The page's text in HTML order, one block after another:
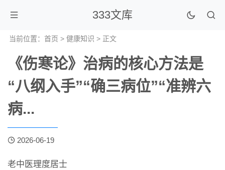
333文库
当前位置： 首页 > 健康知识 > 正文
《伤寒论》治病的核心方法是
“八纲入手”“确三病位”“准辨六
病...
2026-06-19
老中医理度居士